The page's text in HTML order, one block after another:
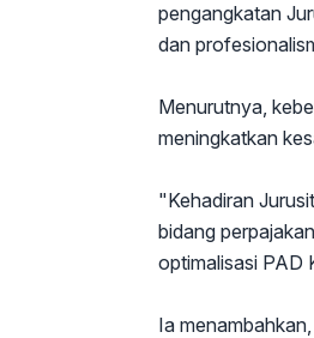
pengangkatan
dan
Menurutnya,
meningkatkan
"Kehadiran
bidang
optimalisasi PAD
Ia